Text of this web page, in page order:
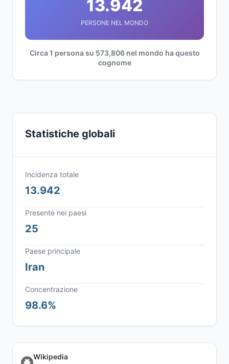
13.942
PERSONE NEL MONDO
Circa 1 persona su 573,806 nel mondo ha questo
cognome
Statistiche globali
Incidenza totale
13.942
Presente nei paesi
25
Paese principale
Iran
Concentrazione
98.6%
Wikipedia